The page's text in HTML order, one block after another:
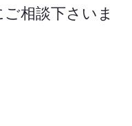
相談下さいま